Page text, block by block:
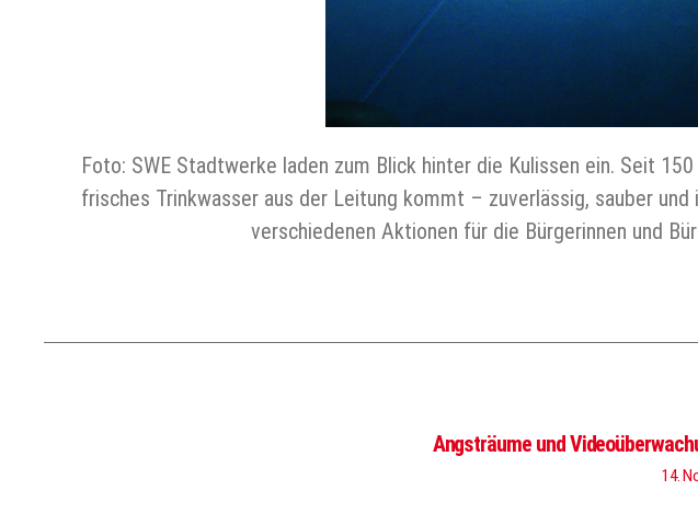
Foto: SWE Stadtwerke laden zum Blick hinter die Kulissen ein. Seit
frisches Trinkwasser aus der Leitung kommt – zuverlässig, sauber
verschiedenen Aktionen für die Bürgerinnen und
Angsträume und
14.